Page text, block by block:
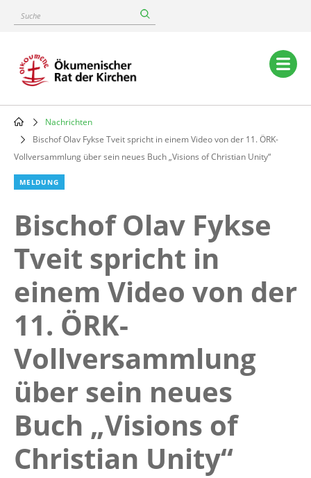
content
Suche
Main
navigation
Breadcrumb
Nachrichten
Bischof Olav Fykse Tveit spricht in einem Video von der 11. ÖRK-
Vollversammlung über sein neues Buch „Visions of Christian Unity“
MELDUNG
Bischof Olav Fykse
Tveit spricht in
einem Video von der
11. ÖRK-
Vollversammlung
über sein neues
Buch „Visions of
Christian Unity“